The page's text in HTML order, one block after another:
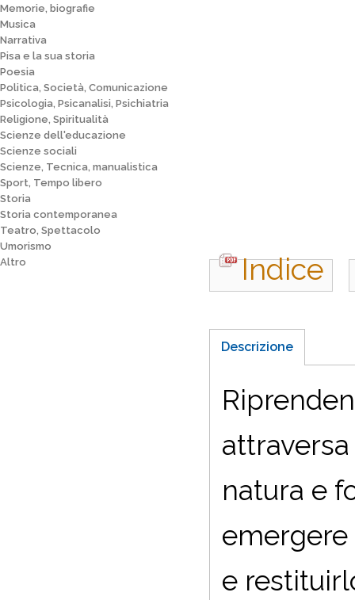
Memorie, biografie
Musica
Narrativa
Pisa e la sua storia
Poesia
Politica, Società, Comunicazione
Psicologia, Psicanalisi, Psichiatria
Religione, Spiritualità
Scienze dell'educazione
Scienze sociali
Scienze, Tecnica, manualistica
Sport, Tempo libero
Storia
Storia contemporanea
Teatro, Spettacolo
Umorismo
Altro
Indice
Descrizione
natura e
emergere
e